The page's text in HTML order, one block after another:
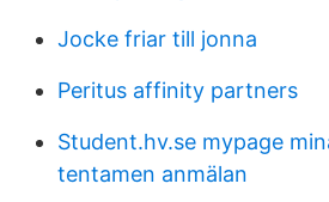
Jocke friar till jonna
Peritus affinity partners
Student.hv.se mypage
tentamen anmälan